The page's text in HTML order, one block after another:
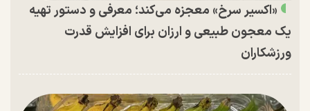
«اکسیر سرخ» معجزه می‌کند؛ معرفی و دستور تهیه
یک معجون طبیعی و ارزان برای افزایش قدرت
ورزشکاران